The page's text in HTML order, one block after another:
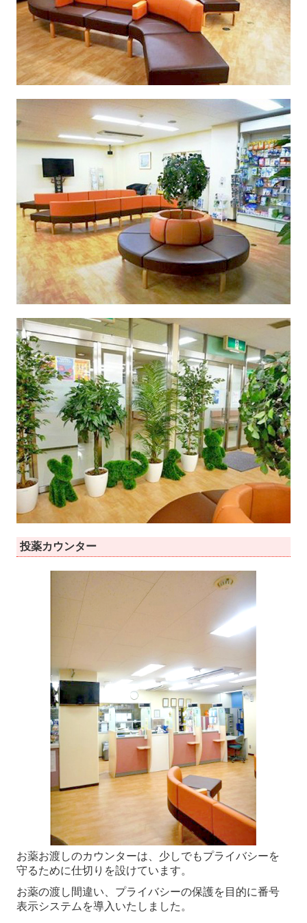
投薬カウンター
お薬お渡しのカウンターは、少しでもプライバシーを
守るために仕切りを設けています。
お薬の渡し間違い、プライバシーの保護を目的に番号
表示システムを導入いたしました。